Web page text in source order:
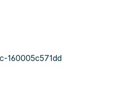
160005c571dd